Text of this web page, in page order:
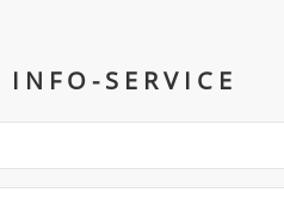
INFO-SERVICE